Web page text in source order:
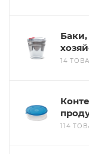
14
114